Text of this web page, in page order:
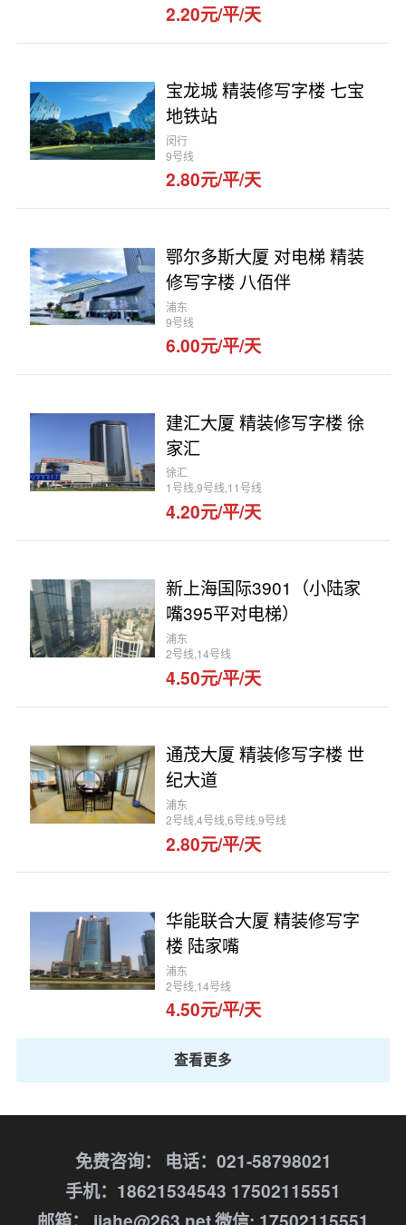
2.20元/平/天
宝龙城 精装修写字楼 七宝
地铁站
闵行
9号线
2.80元/平/天
鄂尔多斯大厦 对电梯 精装
修写字楼 八佰伴
浦东
9号线
6.00元/平/天
建汇大厦 精装修写字楼 徐
家汇
徐汇
1号线,9号线,11号线
4.20元/平/天
新上海国际3901（小陆家
嘴395平对电梯）
浦东
2号线,14号线
4.50元/平/天
通茂大厦 精装修写字楼 世
纪大道
浦东
2号线,4号线,6号线,9号线
2.80元/平/天
华能联合大厦 精装修写字
楼 陆家嘴
浦东
2号线,14号线
4.50元/平/天
查看更多
免费咨询：
电话：021-58798021
手机：18621534543 17502115551